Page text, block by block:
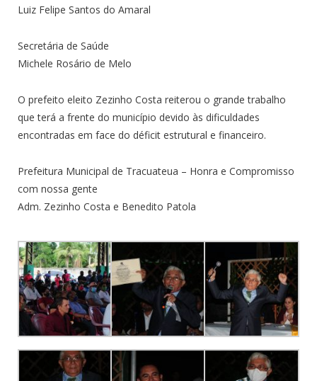
Luiz Felipe Santos do Amaral
Secretária de Saúde
Michele Rosário de Melo
O prefeito eleito Zezinho Costa reiterou o grande trabalho
que terá a frente do município devido às dificuldades
encontradas em face do déficit estrutural e financeiro.
Prefeitura Municipal de Tracuateua – Honra e Compromisso
com nossa gente
Adm. Zezinho Costa e Benedito Patola